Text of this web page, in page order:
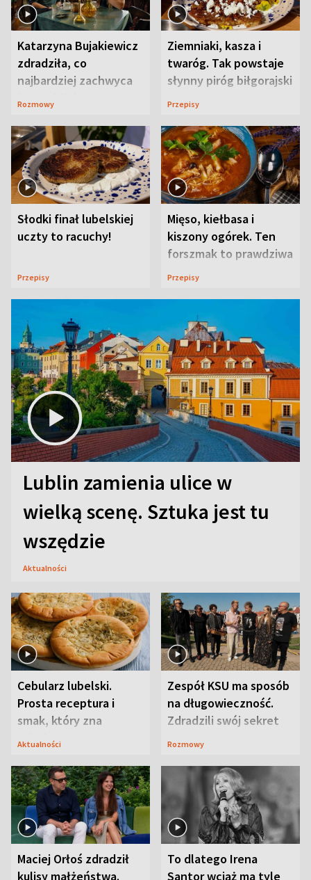
Katarzyna Bujakiewicz
zdradziła, co
najbardziej zachwyca
ją w Lublinie
Rozmowy
Ziemniaki, kasza i
twaróg. Tak powstaje
słynny piróg biłgorajski
Przepisy
Słodki finał lubelskiej
uczty to racuchy!
Przepisy
Mięso, kiełbasa i
kiszony ogórek. Ten
forszmak to prawdziwa
uczta
Przepisy
Lublin zamienia ulice w
wielką scenę. Sztuka jest tu
wszędzie
Aktualności
Cebularz lubelski.
Prosta receptura i
smak, który zna
Lubelszczyzna
Aktualności
Zespół KSU ma sposób
na długowieczność.
Zdradzili swój sekret
Rozmowy
Maciej Orłoś zdradził
kulisy małżeństwa.
To dlatego Irena
Santor wciąż ma tyle